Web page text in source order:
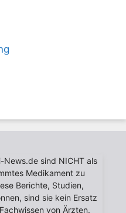
News.de sind NICHT als
Medikament zu
Berichte, Studien,
sind sie kein Ersatz
von Ärzten.